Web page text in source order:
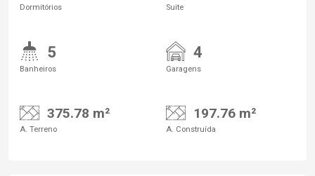
Dormitórios Suite
5
Banheiros
4
Garagens
375.78 m²
A. Terreno
197.76 m²
A. Construída